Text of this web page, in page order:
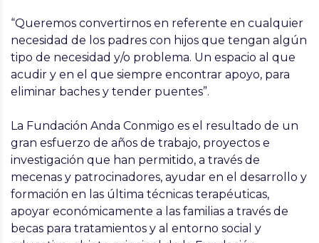
“Queremos convertirnos en referente en cualquier
necesidad de los padres con hijos que tengan algún
tipo de necesidad y/o problema. Un espacio al que
acudir y en el que siempre encontrar apoyo, para
eliminar baches y tender puentes”.
La Fundación Anda Conmigo es el resultado de un
gran esfuerzo de años de trabajo, proyectos e
investigación que han permitido, a través de
mecenas y patrocinadores, ayudar en el desarrollo y
formación en las última técnicas terapéuticas,
apoyar económicamente a las familias a través de
becas para tratamientos y al entorno social y